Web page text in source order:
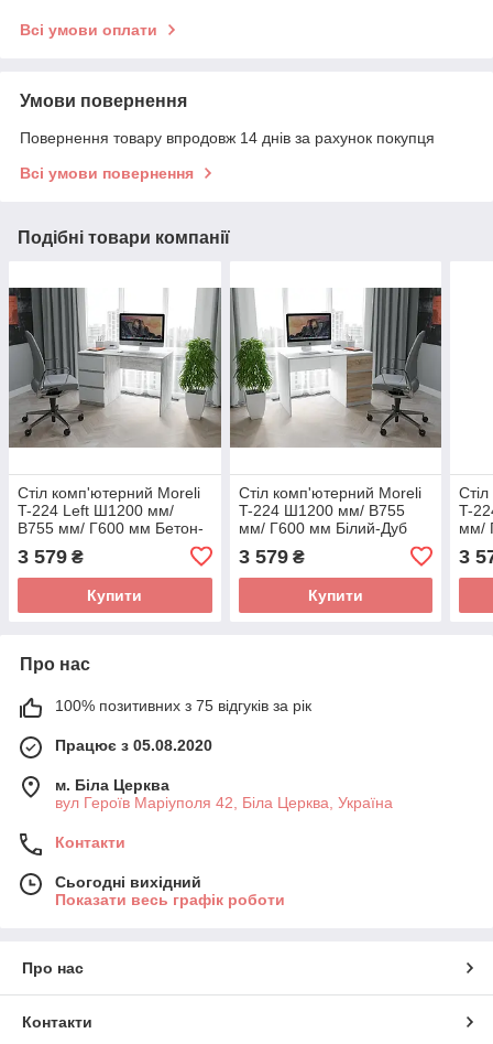
Всі умови оплати
Умови повернення
Повернення товару впродовж 14 днів за рахунок покупця
Всі умови повернення
Подібні товари компанії
Стіл комп'ютерний Moreli
T-224 Left Ш1200 мм/
В755 мм/ Г600 мм Бетон-
3 579 ₴
Купити
Стіл комп'ютерний Moreli
T-224 Ш1200 мм/ В755
мм/ Г600 мм Білий-Дуб
3 579₴
Купити
T-
мм/
3
Про нас
100% позитивних з 75 відгуків за рік
Працює з 05.08.2020
м. Біла Церква
вул Героїв Маріуполя 42, Біла Церква, Україна
Контакти
Сьогодні вихідний
Показати весь графік роботи
Про нас
Контакти